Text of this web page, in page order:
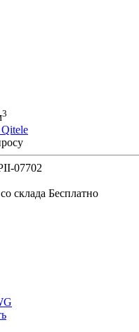
3
07702
склада Бесплатно